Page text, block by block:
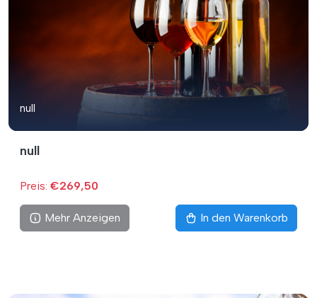
null
null
Preis: €269,50
Mehr Anzeigen In den Warenkorb